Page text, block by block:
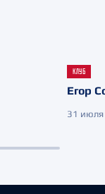
КЛУБ
Егор
31 июля